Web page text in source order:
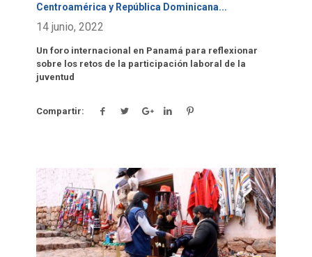
Centroamérica y República Dominicana...
14 junio, 2022
Un foro internacional en Panamá para reflexionar
sobre los retos de la participación laboral de la
juventud
Compartir:
Click para leer más.